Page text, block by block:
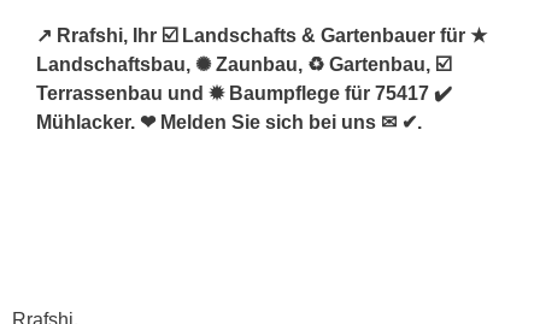
↗️ Rrafshi, Ihr ☑️ Landschafts & Gartenbauer für ★
Landschaftsbau, ✺ Zaunbau, ♻ Gartenbau, ☑️
Terrassenbau und ✹ Baumpflege für 75417 ✔️
Mühlacker. ❤ Melden Sie sich bei uns ✉ ✔.